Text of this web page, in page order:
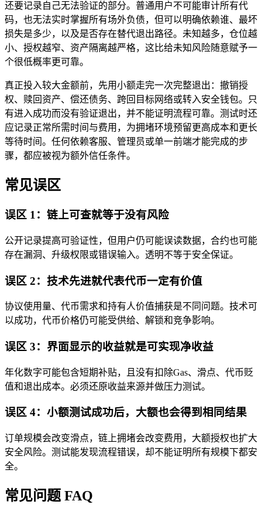
还要记录自己无法验证的部分。普通用户不可能审计所有代
码，也无法实时掌握所有场外负债，但可以明确依赖谁、最坏
损失是多少，以及是否存在替代退出路径。未知越多，仓位越
小、授权越窄、资产隔离越严格，这比给未知风险随意赋予一
个很低概率更可靠。
真正投入较大金额前，先用小额走完一次完整退出：撤销授
权、赎回资产、偿还债务、跨回目标网络或转入安全钱包。只
有进入成功而没有验证退出，并不能证明流程可靠。测试时还
应记录正常所需时间与费用，为拥堵环境预留更高成本和更长
等待时间。任何依赖客服、管理员或单一前端才能完成的步
骤，都应被视为额外信任条件。
常见误区
误区 1：链上可查就等于没有风险
公开记录提高可验证性，但用户仍可能误读数据，合约也可能
存在漏洞、升级权限或错误输入。透明不等于安全保证。
误区 2：技术先进就代表代币一定有价值
协议使用量、代币需求和持有人价值捕获是不同问题。技术可
以成功，代币价格仍可能受供给、解锁和竞争影响。
误区 3：界面显示的收益就是可实现净收益
年化数字可能包含短期补贴，且没有扣除Gas、滑点、代币贬
值和退出成本。必须还原收益来源并做压力测试。
误区 4：小额测试成功后，大额也会得到相同结果
订单规模会改变滑点，链上拥堵会改变费用，大额授权也扩大
安全风险。测试能发现流程错误，却不能证明所有规模下都安
全。
常见问题 FAQ